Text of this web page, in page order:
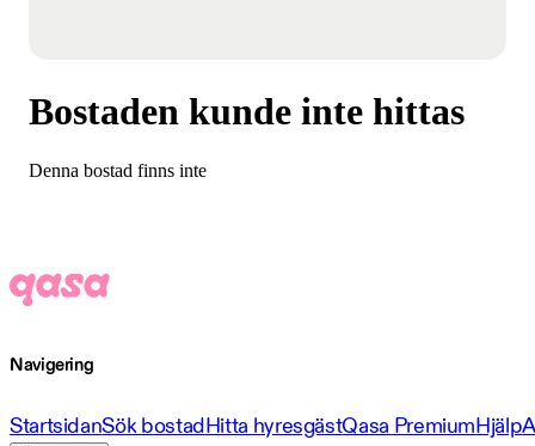
Bostaden kunde inte hittas
Denna bostad finns inte
Navigering
StartsidanSök bostadHitta hyresgästQasa PremiumHjälp